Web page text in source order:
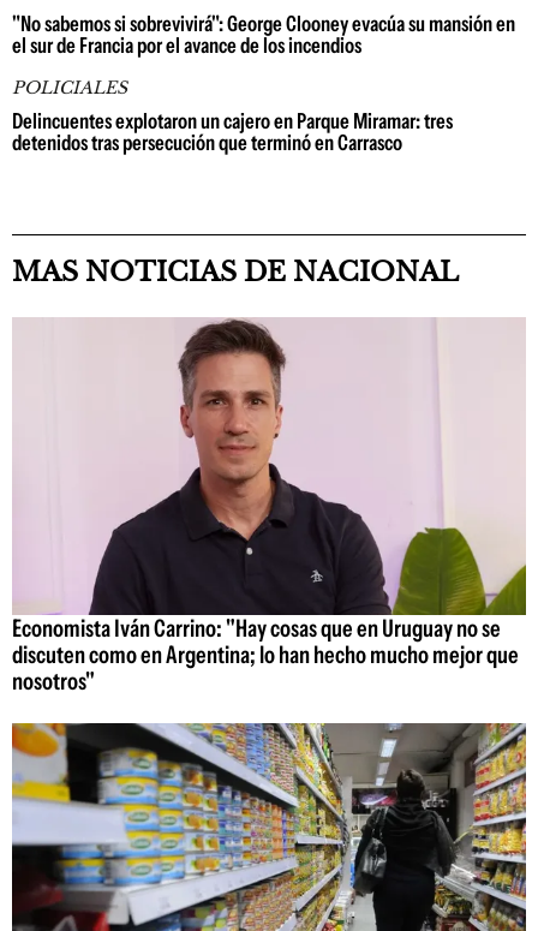
"No sabemos si sobrevivirá": George Clooney evacúa su mansión en
el sur de Francia por el avance de los incendios
POLICIALES
Delincuentes explotaron un cajero en Parque Miramar: tres
detenidos tras persecución que terminó en Carrasco
MAS NOTICIAS DE NACIONAL
Economista Iván Carrino: "Hay cosas que en Uruguay no se
discuten como en Argentina; lo han hecho mucho mejor que
nosotros"